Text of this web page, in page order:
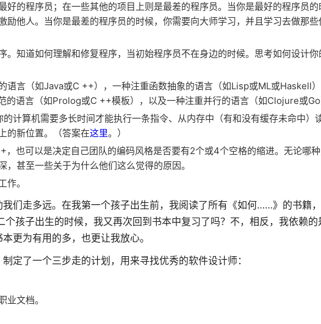
好的程序员；在一些其他的项目上则是最差的程序员。当你是最好的程序员
励他人。当你是最差的程序员的时候，你需要向大师学习，并且学习去做那
。知道如何理解和修复程序，当初始程序员不在身边的时候。思考如何设计
语言（如Java或C ++），一种注重函数抽象的语言（如Lisp或ML或Haskell
的语言（如Prolog或C ++模板），以及一种注重并行的语言（如Clojure或Go
的计算机需要多长时间才能执行一条指令、从内存中（有和没有缓存未命中）
的新位置。（答案在这里。）
也可以是决定自己团队的编码风格是否要有2个或4个空格的缩进。无论哪
甚至一些关于为什么他们这么觉得的原因。
作。
们走多远。在我第一个孩子出生前，我阅读了所有《如何……》的书籍
孩子出生的时候，我又再次回到书本中复习了吗？不，相反，我依赖的
更为有用的多，也更让我放心。
了一个三步走的计划，用来寻找优秀的软件设计师：
业文档。